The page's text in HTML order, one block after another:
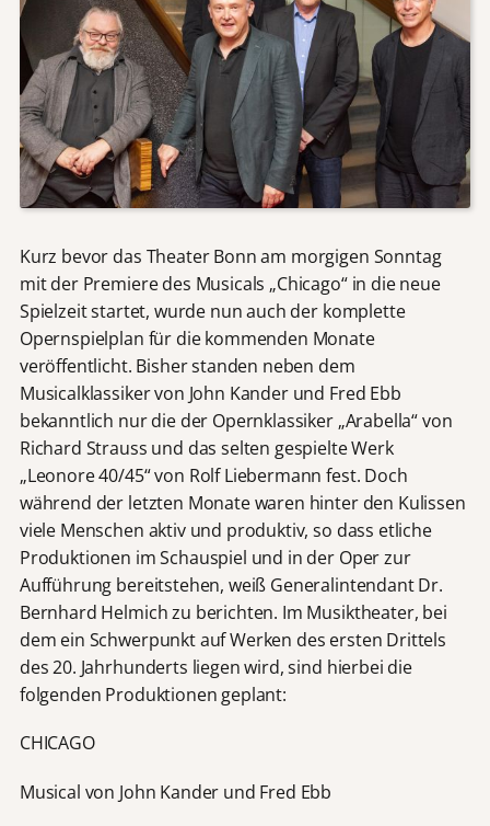
Kurz bevor das Theater Bonn am morgigen Sonntag
mit der Premiere des Musicals „Chicago“ in die neue
Spielzeit startet, wurde nun auch der komplette
Opernspielplan für die kommenden Monate
veröffentlicht. Bisher standen neben dem
Musicalklassiker von John Kander und Fred Ebb
bekanntlich nur die der Opernklassiker „Arabella“ von
Richard Strauss und das selten gespielte Werk
„Leonore 40/45“ von Rolf Liebermann fest. Doch
während der letzten Monate waren hinter den Kulissen
viele Menschen aktiv und produktiv, so dass etliche
Produktionen im Schauspiel und in der Oper zur
Aufführung bereitstehen, weiß Generalintendant Dr.
Bernhard Helmich zu berichten. Im Musiktheater, bei
dem ein Schwerpunkt auf Werken des ersten Drittels
des 20. Jahrhunderts liegen wird, sind hierbei die
folgenden Produktionen geplant:
CHICAGO
Musical von John Kander und Fred Ebb